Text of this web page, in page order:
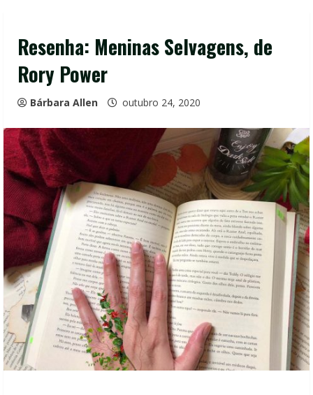
Resenha: Meninas Selvagens, de
Rory Power
Bárbara Allen outubro 24, 2020